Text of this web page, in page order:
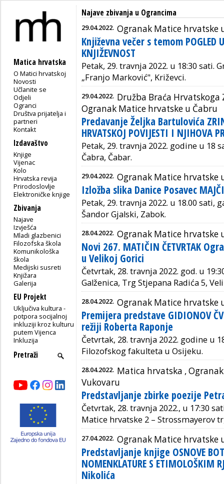
Matica hrvatska
O Matici hrvatskoj
Novosti
Učlanite se
Odjeli
Ogranci
Društva prijatelja i
partneri
Kontakt
Izdavaštvo
Knjige
Vijenac
Kolo
Hrvatska revija
Prirodoslovlje
Elektroničke knjige
Zbivanja
Najave
Izvješća
Mladi glazbenici
Filozofska škola
Komunikološka
škola
Medijski susreti
Knjižara
Galerija
EU Projekt
Uključiva kultura -
potpora socijalnoj
inkluziji kroz kulturu
putem Vijenca
Inkluzija
Najave zbivanja u Ograncima
29.04.2022. Ogranak Matice hrvatske
Književna večer s temom POGLED
KNJIŽEVNOST
Petak, 29. travnja 2022. u 18:30 sati.
„Franjo Marković", Križevci.
29.04.2022. Družba Braća Hrvatskoga
Ogranak Matice hrvatske u Čabru
Predavanje Željka Bartulovića
HRVATSKOJ POVIJESTI I NJIHOVA
Petak, 29. travnja 2022. godine u 18
Čabra, Čabar.
29.04.2022. Ogranak Matice hrvatske
Izložba slika Danice Posavec
Petak, 29. travnja 2022. u 18.00 sati,
Šandor Gjalski, Zabok.
28.04.2022. Ogranak Matice hrvatske
Novi 267. MATIČIN ČETVRTAK
u Velikoj Gorici
Četvrtak, 28. travnja 2022. god. u
Galženica, Trg Stjepana Radića 5,
28.04.2022. Ogranak Matice hrvatske
Premijera predstave GIDIONOV
režiji Roberta Raponje
Četvrtak, 28. travnja 2022. godine u
Filozofskog fakulteta u Osijeku.
28.04.2022. Matica hrvatska ,
Vukovaru
Predstavljanje zbirke poezije Petra
Četvrtak, 28. travnja 2022., u 17:30
Matice hrvatske 2 – Strossmayerov
27.04.2022. Ogranak Matice hrvatske
Predstavljanje knjige OSNOVE
NOMENKLATURE S ETIMOLOŠKIM
Nikolića